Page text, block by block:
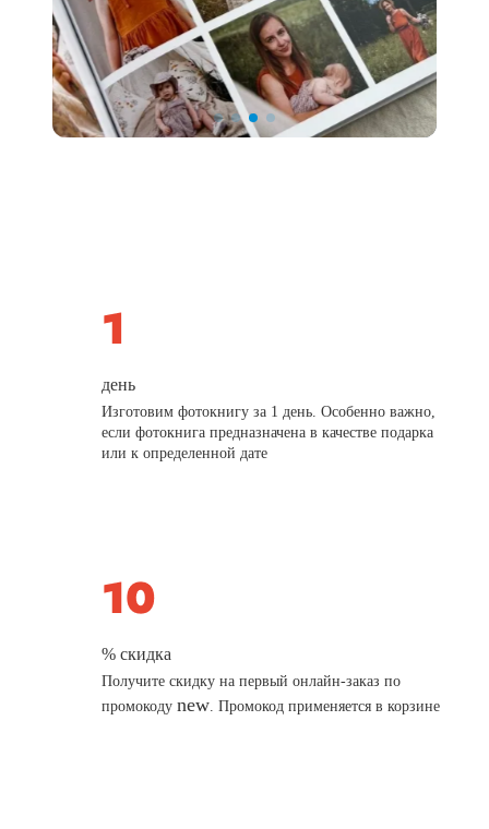
день
Изготовим фотокнигу за 1 день. Особенно важно,
если фотокнига предназначена в качестве подарка
или к определенной дате
% скидка
Получите скидку на первый онлайн-заказ по
промокодуnew. Промокод применяется в корзине